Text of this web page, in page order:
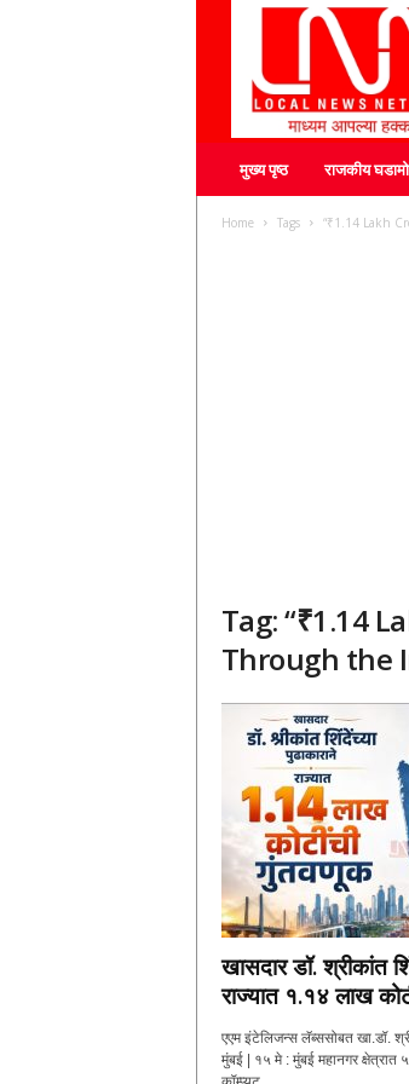
मुख्य पृष्ठ राजकीय
Home Tags “₹1.14 Lakh
Tag: “₹1.14
Through the
खासदार डॉ. श्रीकांत
राज्यात १.१४ लाख
एएम इंटेलिजन्स लॅब्ससोबत खा.डॉ.
मुंबई | १५ मे : मुंबई महानगर क्षेत्रात